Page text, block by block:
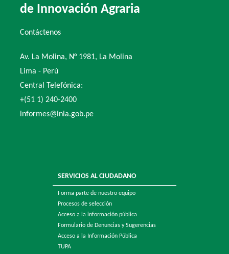
de Innovación Agraria
Contáctenos
Av. La Molina, N° 1981, La Molina
Lima - Perú
Central Telefónica:
+(51 1) 240-2400
informes@inia.gob.pe
SERVICIOS AL CIUDADANO
Forma parte de nuestro equipo
Procesos de selección
Acceso a la información pública
Formulario de Denuncias y Sugerencias
Acceso a la Información Pública
TUPA